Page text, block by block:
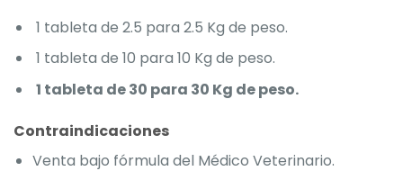
1 tableta de 2.5 para 2.5 Kg de peso.
1 tableta de 10 para 10 Kg de peso.
1 tableta de 30 para 30 Kg de peso.
Contraindicaciones
Venta bajo fórmula del Médico Veterinario.